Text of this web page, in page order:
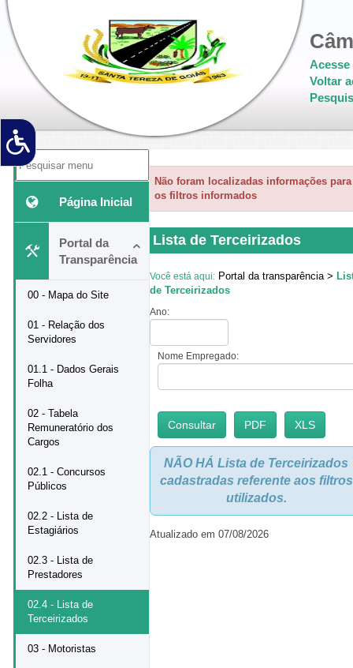
Acesse
Voltar
'
Página Inicial
Portal da
Transparência
00 - Mapa do Site
01 - Relação dos
Servidores
01.1 - Dados Gerais
Folha
02 - Tabela
Remuneratório dos
Cargos
02.1 - Concursos
Públicos
02.2 - Lista de
Estagiários
02.3 - Lista de
Prestadores
02.4 - Lista de
Terceirizados
03 - Motoristas
Não foram localizadas informações para
os filtros informados
Lista de Terceirizados
Você está aqui: Portal da transparência >
de Terceirizados
Ano:
Nome Empregado:
NÃO HÁ Lista de Terceirizados
cadastradas referente aos filtros
utilizados.
Atualizado em 07/08/2026